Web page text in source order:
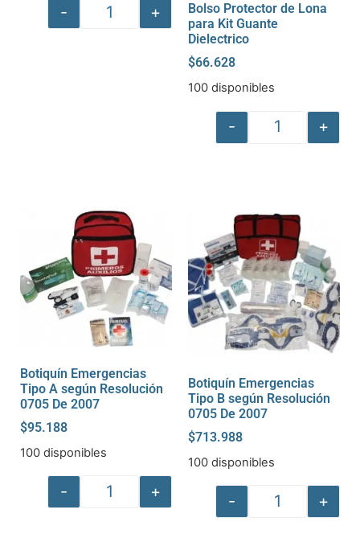
- +
Bolso Protector de Lona
para Kit Guante
Dielectrico
$66.628
100 disponibles
- +
Botiquín Emergencias
Tipo A según Resolución
0705 De 2007
$95.188
100 disponibles
- +
Botiquín Emergencias
Tipo B según Resolución
0705 De 2007
$713.988
100 disponibles
- +